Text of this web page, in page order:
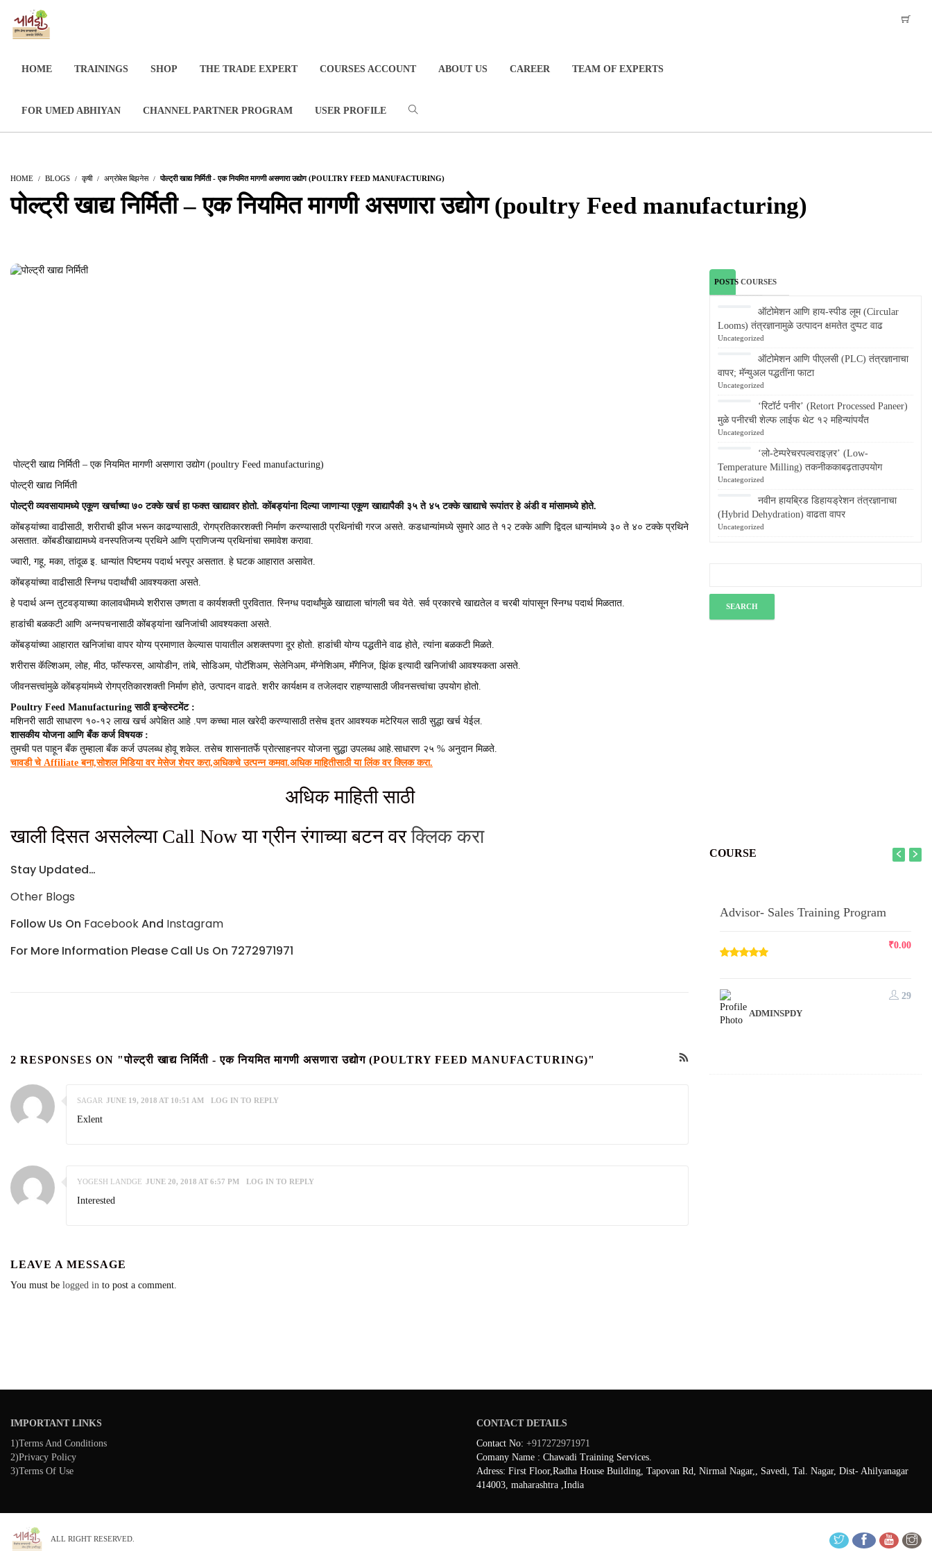
HOME TRAININGS SHOP THE TRADE EXPERT COURSES ACCOUNT ABOUT US CAREER TEAM OF EXPERTS
FOR UMED ABHIYAN CHANNEL PARTNER PROGRAM USER PROFILE
HOME BLOGS कृषी अग्रोबेस बिझनेस पोल्ट्री खाद्य निर्मिती - एक नियमित मागणी असणारा उद्योग (POULTRY FEED MANUFACTURING)
पोल्ट्री खाद्य निर्मिती – एक नियमित मागणी असणारा उद्योग (poultry Feed manufacturing)
पोल्ट्री खाद्य निर्मिती – एक नियमित मागणी असणारा उद्योग (poultry Feed manufacturing)
पोल्ट्री खाद्य निर्मिती
पोल्ट्री व्यवसायामध्ये एकूण खर्चाच्या ७० टक्के खर्च हा फक्त खाद्यावर होतो. कोंबड्यांना दिल्या जाणाऱ्या एकूण खाद्यापैकी ३५ ते ४५ टक्के खाद्याचे रूपांतर हे अंडी व मांसामध्ये होते.
कोंबड्यांच्या वाढीसाठी, शरीराची झीज भरून काढण्यासाठी, रोगप्रतिकारशक्ती निर्माण करण्यासाठी प्रथिनांची गरज असते. कडधान्यांमध्ये सुमारे आठ ते १२ टक्के आणि द्विदल धान्यांमध्ये ३० ते ४० टक्के प्रथिने
असतात. कोंबडीखाद्यामध्ये वनस्पतिजन्य प्रथिने आणि प्राणिजन्य प्रथिनांचा समावेश करावा.
ज्वारी, गहू, मका, तांदूळ इ. धान्यांत पिष्टमय पदार्थ भरपूर असतात. हे घटक आहारात असावेत.
कोंबड्यांच्या वाढीसाठी स्निग्ध पदार्थांची आवश्‍यकता असते.
हे पदार्थ अन्न तुटवड्याच्या कालावधीमध्ये शरीरास उष्णता व कार्यशक्ती पुरवितात. स्निग्ध पदार्थांमुळे खाद्याला चांगली चव येते. सर्व प्रकारचे खाद्यतेल व चरबी यांपासून स्निग्ध पदार्थ मिळतात.
हाडांची बळकटी आणि अन्नपचनासाठी कोंबड्यांना खनिजांची आवश्‍यकता असते.
कोंबड्यांच्या आहारात खनिजांचा वापर योग्य प्रमाणात केल्यास पायातील अशक्तपणा दूर होतो. हाडांची योग्य पद्धतीने वाढ होते, त्यांना बळकटी मिळते.
शरीरास कॅल्शिअम, लोह, मीठ, फॉस्फरस, आयोडीन, तांबे, सोडिअम, पोटॅशिअम, सेलेनिअम, मॅग्नेशिअम, मॅंगेनिज, झिंक इत्यादी खनिजांची आवश्‍यकता असते.
जीवनसत्त्वांमुळे कोंबड्यांमध्ये रोगप्रतिकारशक्ती निर्माण होते, उत्पादन वाढते. शरीर कार्यक्षम व तजेलदार राहण्यासाठी जीवनसत्त्वांचा उपयोग होतो.
Poultry Feed Manufacturing साठी इन्व्हेस्टमेंट :
मशिनरी साठी साधारण १०-१२ लाख खर्च अपेक्षित आहे .पण कच्चा माल खरेदी करण्यासाठी तसेच इतर आवश्यक मटेरियल साठी सुद्धा खर्च येईल.
शासकीय योजना आणि बँक कर्ज विषयक :
तुमची पत पाहून बँक तुम्हाला बँक कर्ज उपलब्ध होवू शकेल. तसेच शासनातर्फे प्रोत्साहनपर योजना सुद्धा उपलब्ध आहे.साधारण २५ % अनुदान मिळते.
चावडी चे Affiliate बना,सोशल मिडिया वर मेसेज शेयर करा,अधिकचे उत्पन्न कमवा.अधिक माहितीसाठी या लिंक वर क्लिक करा.
अधिक माहिती साठी
खाली दिसत असलेल्या Call Now या ग्रीन रंगाच्या बटन वरक्लिक करा
Stay Updated…
Other Blogs
Follow Us On FacebookAnd Instagram
For More Information Please Call Us On 7272971971
2 RESPONSES ON "पोल्ट्री खाद्य निर्मिती - एक नियमित मागणी असणारा उद्योग (POULTRY FEED MANUFACTURING)"
SAGAR JUNE 19, 2018 AT 10:51 AM LOG IN TO REPLY
Exlent
YOGESH LANDGE JUNE 20, 2018 AT 6:57 PM LOG IN TO REPLY
Interested
LEAVE A MESSAGE
You must be logged in to post a comment.
POSTS COURSES
ऑटोमेशन आणि हाय-स्पीड लूम (Circular
Looms) तंत्रज्ञानामुळे उत्पादन क्षमतेत दुप्पट वाढ
Uncategorized
ऑटोमेशन आणि पीएलसी (PLC) तंत्रज्ञानाचा
वापर; मॅन्युअल पद्धतींना फाटा
Uncategorized
‘रिटॉर्ट पनीर’ (Retort Processed Paneer)
मुळे पनीरची शेल्फ लाईफ थेट १२ महिन्यांपर्यंत
Uncategorized
‘लो-टेम्परेचरपल्वराइज़र’ (Low-
Temperature Milling) तकनीककाबढ़ताउपयोग
Uncategorized
नवीन हायब्रिड डिहायड्रेशन तंत्रज्ञानाचा
(Hybrid Dehydration) वाढता वापर
Uncategorized
COURSE
Advisor- Sales Training Program
₹0.00
ADMINSPDY
29
IMPORTANT LINKS
1)Terms And Conditions
2)Privacy Policy
3)Terms Of Use
CONTACT DETAILS
Contact No: +917272971971
Comany Name : Chawadi Training Services.
Adress: First Floor,Radha House Building, Tapovan Rd, Nirmal Nagar,, Savedi, Tal. Nagar, Dist- Ahilyanagar
414003, maharashtra ,India
ALL RIGHT RESERVED.